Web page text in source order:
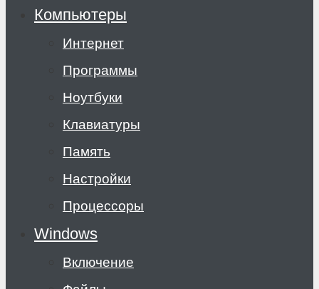
Компьютеры
Интернет
Программы
Ноутбуки
Клавиатуры
Память
Настройки
Процессоры
Windows
Включение